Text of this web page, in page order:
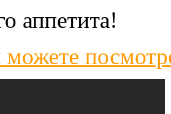
аппетита!